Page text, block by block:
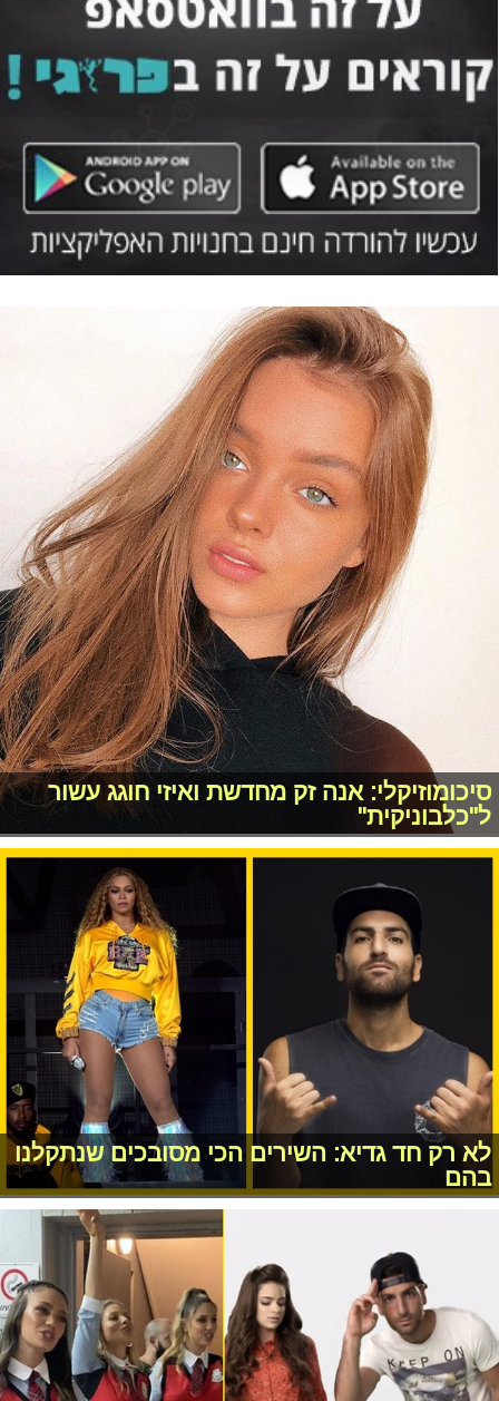
סיכומוזיקלי: אנה זק מחדשת ואיזי חוגג עשור
ל"כלבוניקית"
לא רק חד גדיא: השירים הכי מסובכים שנתקלנו
בהם